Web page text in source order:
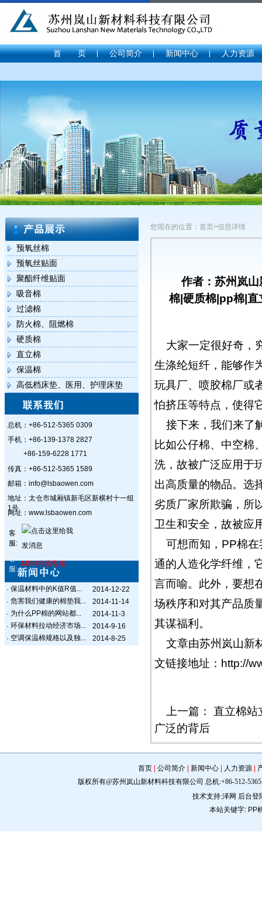
首 页 公司简介 新闻中心 人力资源
预氧丝棉
预氧丝贴面
聚酯纤维贴面
吸音棉
过滤棉
防火棉、阻燃棉
硬质棉
直立棉
保温棉
高低档床垫、医用、护理床垫
总机：+86-512-5365 0309
手机：+86-139-1378 2827
+86-159-6228 1771
传真：+86-512-5365 1589
邮箱：info@lsbaowen.com
地址：太仓市城厢镇新毛区新横村十一组
1号
网址：www.lsbaowen.com
客
服:
客
服:
MSN在线客服
· 保温材料中的K值R值...
2014-12-22
· 危害我们健康的棉垫我...
2014-11-14
· 为什么PP棉的网站都...
2014-11-3
· 环保材料拉动经济市场...
2014-9-16
· 空调保温棉规格以及独... 2014-8-25
您现在的位置：首页>信息详情
作者：苏州岚
棉|硬质棉|pp棉|
大家一定很好奇，
生涤纶短纤，能够作
玩具厂、喷胶棉厂或
怕挤压等特点，使得
接下来，我们来了
比如公仔棉、中空棉
洗，故被广泛应用于
出高质量的物品。选
劣质厂家所欺骗，所
卫生和安全，故被应
可想而知，PP棉
通的人造化学纤维，
言而喻。此外，要想
场秩序和对其产品质
其谋福利。
文章由苏州岚山新
文链接地址： http://
上一篇： 直立棉站
广泛的背后
首页| 公司简介| 新闻中心| 人力资源|
版权所有@苏州岚山新材料科技有限公司 总机:+86-512-5365
技术支持:泽网 后台登
本站关键字: PP